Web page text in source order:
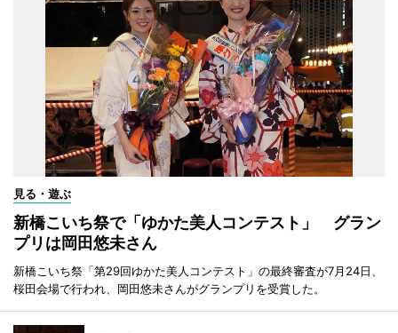
見る・遊ぶ
新橋こいち祭で「ゆかた美人コンテスト」 グラン
プリは岡田悠未さん
新橋こいち祭「第29回ゆかた美人コンテスト」の最終審査が7月24日、
桜田会場で行われ、岡田悠未さんがグランプリを受賞した。